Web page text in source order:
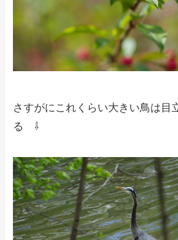
さすがにこれくらい大きい鳥は目
る ⇩